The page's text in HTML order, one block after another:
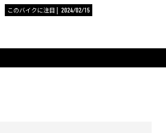
このバイクに注目
2024/02/15